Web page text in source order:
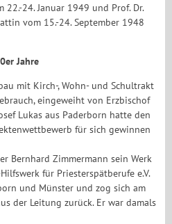
22.-24. Januar 1949 und Prof. Dr.
vom 15.-24. September 1948
Jahre
mit Kirch-, Wohn- und Schultrakt
eingeweiht von Erzbischof
Lukas aus Paderborn hatte den
für sich gewinnen
Bernhard Zimmermann sein Werk
für Priesterspätberufe e.V.
und Münster und zog sich am
der Leitung zurück. Er war damals